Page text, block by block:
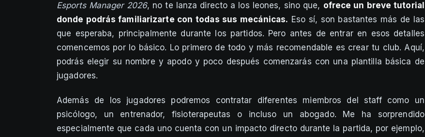
Esports Manager 2026, no te lanza directo a los leones, sino que, ofrece un breve tutorial
donde podrás familiarizarte con todas sus mecánicas. Eso sí, son bastantes más de las
que esperaba, principalmente durante los partidos. Pero antes de entrar en esos detalles
comencemos por lo básico. Lo primero de todo y más recomendable es crear tu club. Aquí,
podrás elegir su nombre y apodo y poco después comenzarás con una plantilla básica de
jugadores.
Además de los jugadores podremos contratar diferentes miembros del staff como un
psicólogo, un entrenador, fisioterapeutas o incluso un abogado. Me ha sorprendido
especialmente que cada uno cuenta con un impacto directo durante la partida, por ejemplo,